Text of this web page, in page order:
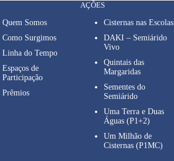
Quem Somos
Como Surgimos
Linha do Tempo
Espaços de
Participação
Prêmios
AÇÕES
Cisternas nas Escolas
DAKI – Semiárido
Vivo
Quintais das
Margaridas
Sementes do
Semiárido
Uma Terra e Duas
Águas (P1+2)
Um Milhão de
Cisternas (P1MC)